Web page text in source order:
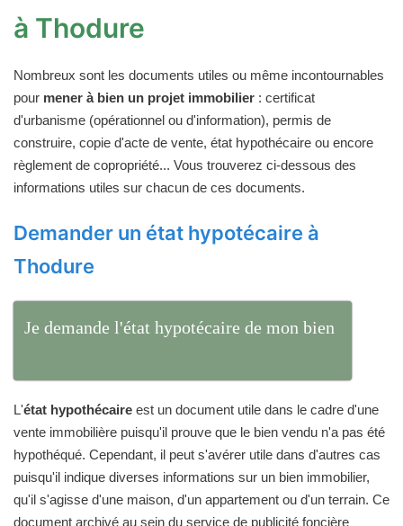
à Thodure
Nombreux sont les documents utiles ou même incontournables
pour mener à bien un projet immobilier : certificat
d'urbanisme (opérationnel ou d'information), permis de
construire, copie d'acte de vente, état hypothécaire ou encore
règlement de copropriété... Vous trouverez ci-dessous des
informations utiles sur chacun de ces documents.
Demander un état hypotécaire à
Thodure
Je demande l'état hypotécaire de mon bien
L'état hypothécaire est un document utile dans le cadre d'une
vente immobilière puisqu'il prouve que le bien vendu n'a pas été
hypothéqué. Cependant, il peut s'avérer utile dans d'autres cas
puisqu'il indique diverses informations sur un bien immobilier,
qu'il s'agisse d'une maison, d'un appartement ou d'un terrain. Ce
document archivé au sein du service de publicité foncière